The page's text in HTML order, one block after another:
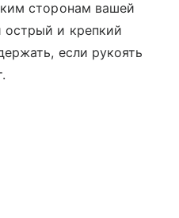
сторонам вашей
и крепкий
если рукоять